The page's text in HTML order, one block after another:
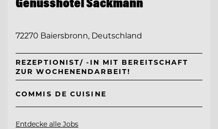
72270 Baiersbronn, Deutschland
REZEPTIONIST/ -IN MIT BEREITSCHAFT
ZUR WOCHENENDARBEIT!
COMMIS DE CUISINE
Entdecke alle Jobs